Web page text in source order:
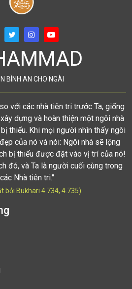
BÌNH AN CHO NGÀI
với các nhà tiên tri trước Ta, giống
dựng và hoàn thiện một ngôi nhà
thiếu. Khi mọi người nhìn thấy ngôi
của nó và nói: Ngôi nhà sẽ lộng
bị thiếu được đặt vào vị trí của nó!
đó, và Ta là người cuối cùng trong
Nhà tiên tri."
bởi Bukhari 4.734, 4.735)